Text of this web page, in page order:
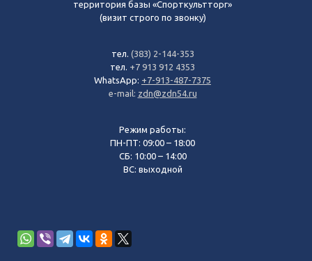
территория базы «Спорткультторг»
(визит строго по звонку)
тел. (383) 2-144-353
тел. +7 913 912 4353
WhatsApp: +7-913-487-7375
e-mail: zdn@zdn54.ru
Режим работы:
ПН-ПТ: 09:00 – 18:00
СБ: 10:00 – 14:00
ВС: выходной